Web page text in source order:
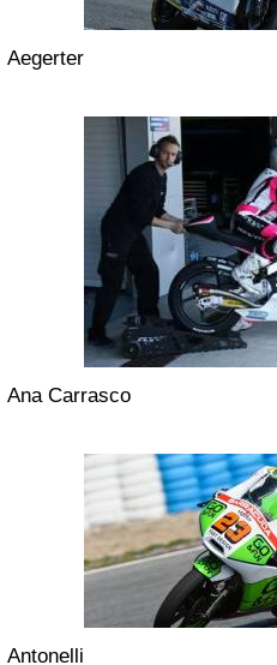
Aegerter
Ana Carrasco
Antonelli